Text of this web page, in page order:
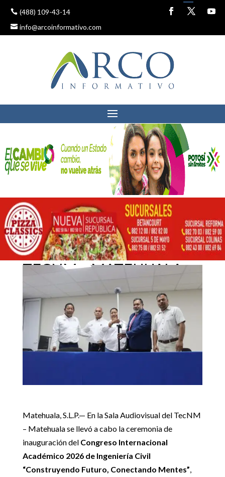
(488) 109-43-14
info@arcoinformativo.com
INAUGURAN CONGRESO INTERNACIONAL ACADÉMICO
2026 DE INGENIERÍA CIVIL EN EL TECNM – MATEHUALA
INAUGURAN CONGRESO
INTERNACIONAL
ACADÉMICO 2026 DE
INGENIERÍA CIVIL EN EL
TECNM – MATEHUALA
Destacadas|Noticias locales
7 mayo, 2026
Matehuala, S.L.P.— En la Sala Audiovisual del TecNM
– Matehuala se llevó a cabo la ceremonia de
inauguración del Congreso Internacional
Académico 2026 de Ingeniería Civil
“Construyendo Futuro, Conectando Mentes”,